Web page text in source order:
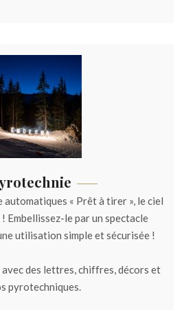
automatiques « Prêt à tirer », le ciel
Embellissez-le par un spectacle
utilisation simple et sécurisée !
des lettres, chiffres, décors et
pyrotechniques.